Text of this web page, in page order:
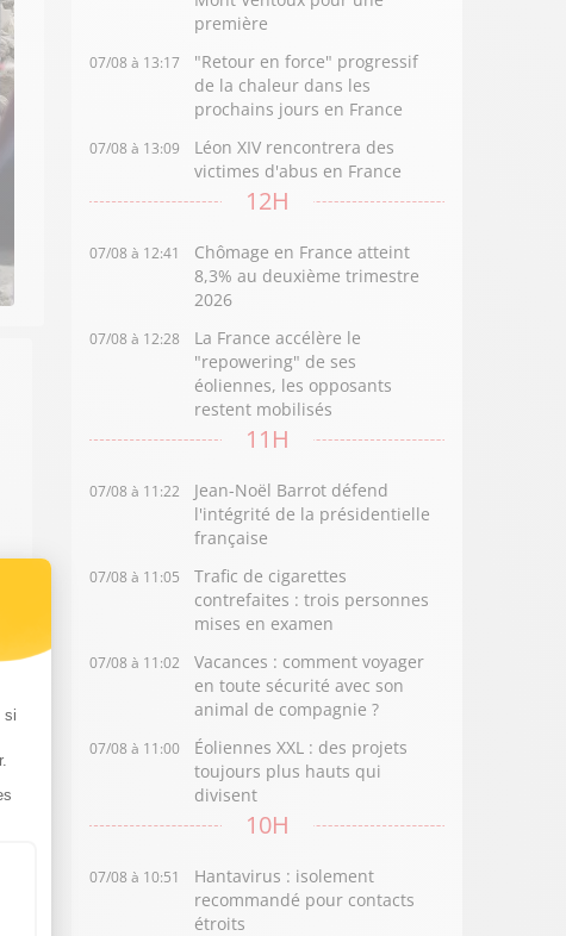
première
07/08 à 13:17
"Retour en force" progressif
de la chaleur dans les
prochains jours en France
07/08 à 13:09
Léon XIV rencontrera des
victimes d'abus en France
12H
07/08 à 12:41
Chômage en France atteint
8,3% au deuxième trimestre
2026
07/08 à 12:28
La France accélère le
"repowering" de ses
éoliennes, les opposants
restent mobilisés
11H
07/08 à 11:22
Jean-Noël Barrot défend
l'intégrité de la présidentielle
française
07/08 à 11:05
Trafic de cigarettes
contrefaites : trois personnes
mises en examen
07/08 à 11:02
Vacances : comment voyager
en toute sécurité avec son
animal de compagnie ?
07/08 à 11:00
Éoliennes XXL : des projets
toujours plus hauts qui
divisent
10H
07/08 à 10:51
Hantavirus : isolement
recommandé pour contacts
étroits